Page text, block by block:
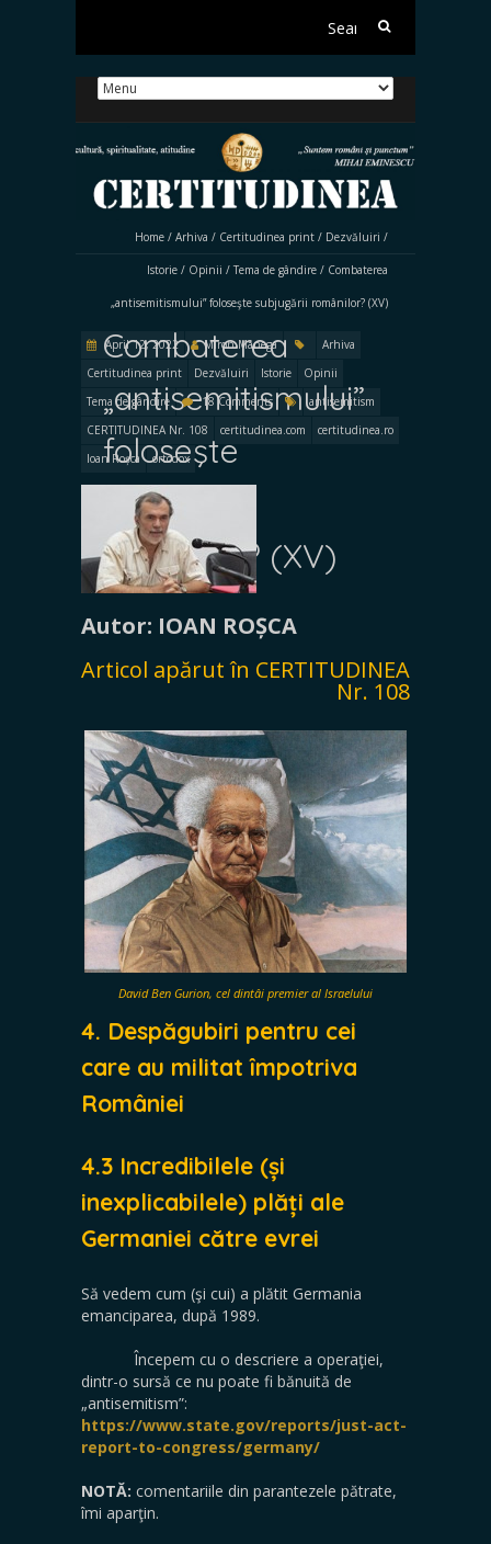
Search
Home / Arhiva / Certitudinea print / Dezvăluiri /
Istorie / Opinii / Tema de gândire / Combaterea
„antisemitismului” foloseşte subjugării românilor? (XV)
Combaterea
„antisemitismului”
foloseşte
subjugării
românilor? (XV)
April 12, 2022 Miron Manega
Arhiva
Certitudinea print
Dezvăluiri Istorie
Opinii
Tema de gândire
18 Comments
antisemitism
CERTITUDINEA Nr. 108
certitudinea.com
certitudinea.ro
Ioan Roșca
ortodox
Autor: IOAN ROȘCA
Articol apărut în CERTITUDINEA
Nr. 108
David Ben Gurion, cel dintâi premier al Israelului
4. Despăgubiri pentru cei
care au militat împotriva
României
4.3 Incredibilele (și
inexplicabilele) plăți ale
Germaniei către evrei
Să vedem cum (şi cui) a plătit Germania
emanciparea, după 1989.
Începem cu o descriere a operaţiei,
dintr-o sursă ce nu poate fi bănuită de
„antisemitism”:
https://www.state.gov/reports/just-act-
report-to-congress/germany/
NOTĂ: comentariile din parantezele pătrate,
îmi aparţin.